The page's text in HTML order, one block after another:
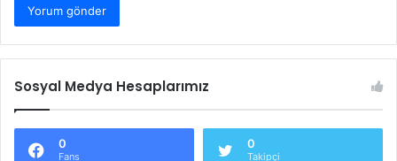
Sosyal Medya Hesaplarımız
0
Fans
0
Takipçi